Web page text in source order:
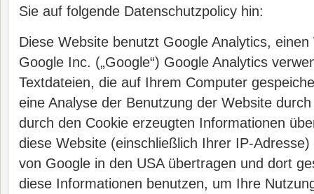
Sie auf folgende Datenschutzpolicy hin:
Diese Website benutzt Google Analytics,
Google Inc. („Google“) Google Analytics
Textdateien, die auf Ihrem Computer
eine Analyse der Benutzung der Website
durch den Cookie erzeugten Informationen
diese Website (einschließlich Ihrer IP-
von Google in den USA übertragen und dort
diese Informationen benutzen, um Ihre